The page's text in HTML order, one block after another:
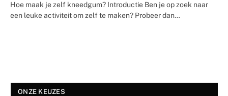
Hoe maak je zelf kneedgum? Introductie Ben je op zoek naar
een leuke activiteit om zelf te maken? Probeer dan…
ONZE KEUZES